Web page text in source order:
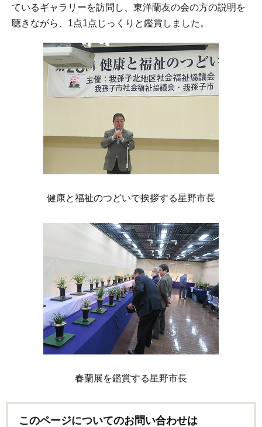
ているギャラリーを訪問し、東洋蘭友の会の方の説明を
聴きながら、1点1点じっくりと鑑賞しました。
健康と福祉のつどいで挨拶する星野市長
春蘭展を鑑賞する星野市長
このページについてのお問い合わせは